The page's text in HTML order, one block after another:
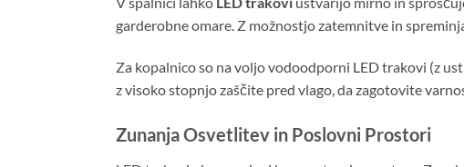
garderobne omare. Z možnostjo zatemnitve in
Za kopalnico so na voljo vodoodporni LED trakovi (z
z visoko stopnjo zaščite pred vlago, da zagotovite
Zunanja Osvetlitev in Poslovni Prostori